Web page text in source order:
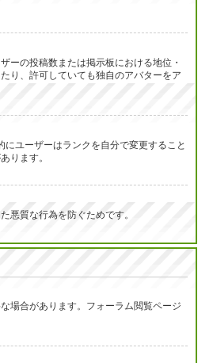
ーの投稿数または掲示板における地位・
り、許可していても独自のアバターをア
ユーザーはランクを自分で変更すること
ります。
悪質な行為を防ぐためです。
場合があります。フォーラム閲覧ページ